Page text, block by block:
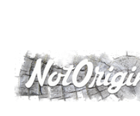
principal